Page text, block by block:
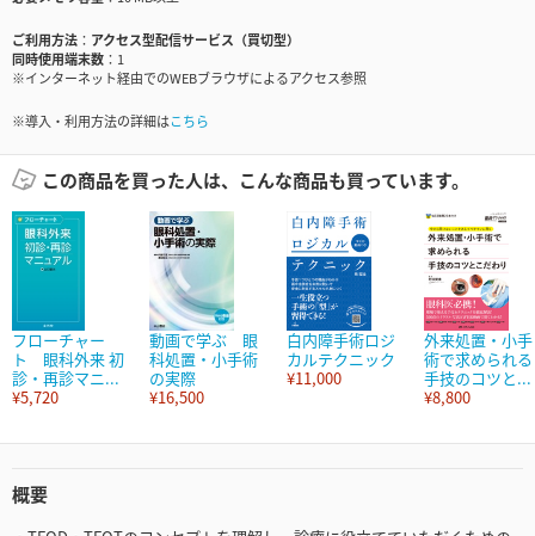
ご利用方法
アクセス型配信サービス（買切型）
同時使用端末数
1
※インターネット経由でのWEBブラウザによるアクセス参照
※導入・利用方法の詳細はこちら
この商品を買った人は、こんな商品も買っています。
フローチャー
ト 眼科外来 初
診・再診マニ...
¥5,720
動画で学ぶ 眼
科処置・小手術
の実際
¥16,500
白内障手術ロジ
カルテクニック
¥11,000
外来処置・小手
術で求められる
手技のコツと...
¥8,800
概要